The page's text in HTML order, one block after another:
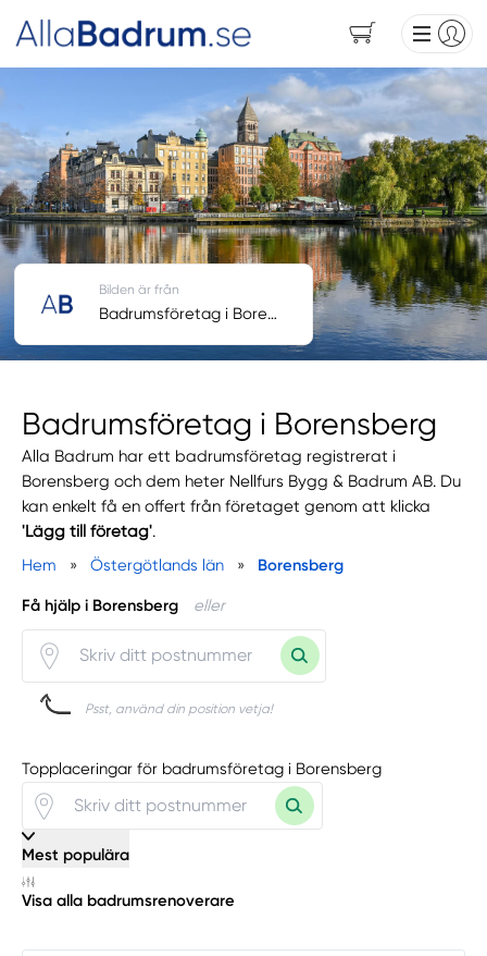
Badrumsföretag i Borensberg
Alla Badrum har ett badrumsföretag registrerat i
Borensberg och dem heter Nellfurs Bygg & Badrum AB. Du
kan enkelt få en offert från företaget genom att klicka
'Lägg till företag'.
Hem
» Östergötlands län » Borensberg
Få hjälp i Borensberg eller
Psst, använd din position vetja!
Bilden är från
Badrumsföretag i Borensberg
Topplaceringar för badrumsföretag i Borensberg
Mest populära
Visa alla badrumsrenoverare